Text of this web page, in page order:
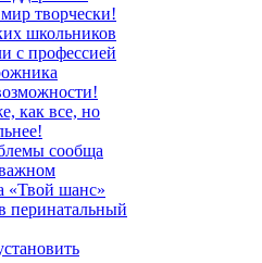
творчески!
школьников
с профессией
как все, но
сообща
«Твой шанс»
перинатальный